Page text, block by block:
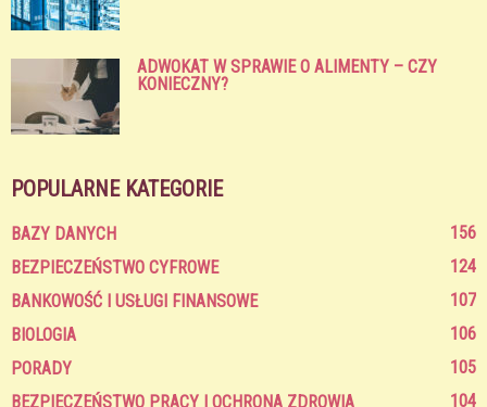
ADWOKAT W SPRAWIE O ALIMENTY – CZY
KONIECZNY?
POPULARNE KATEGORIE
BAZY DANYCH
156
BEZPIECZEŃSTWO CYFROWE
124
BANKOWOŚĆ I USŁUGI FINANSOWE
107
BIOLOGIA
106
PORADY
105
BEZPIECZEŃSTWO PRACY I OCHRONA ZDROWIA
104